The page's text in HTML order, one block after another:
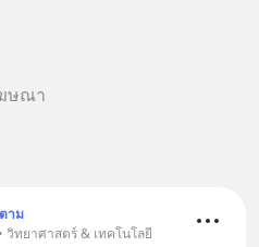
ษณา
าม
วิทยาศาสตร์ & เทคโนโลยี